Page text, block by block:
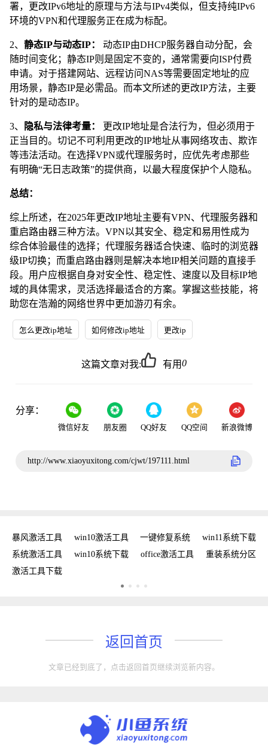
署，更改IPv6地址的原理与方法与IPv4类似，但支持纯IPv6
环境的VPN和代理服务正在成为标配。
2、 静态IP与动态IP：
动态IP由DHCP服务器自动分配，会
随时间变化；静态IP则是固定不变的，通常需要向ISP付费
申请。对于搭建网站、远程访问NAS等需要固定地址的应
用场景，静态IP是必需品。而本文所述的更改IP方法，主要
针对的是动态IP。
3、 隐私与法律考量：
更改IP地址是合法行为，但必须用于
正当目的。切记不可利用更改的IP地址从事网络攻击、欺诈
等违法活动。在选择VPN或代理服务时，应优先考虑那些
有明确“无日志政策”的提供商，以最大程度保护个人隐私。
总结：
综上所述，在2025年更改IP地址主要有VPN、代理服务器和
重启路由器三种方法。VPN以其安全、稳定和易用性成为
综合体验最佳的选择；代理服务器适合快速、临时的浏览器
级IP切换；而重启路由器则是解决本地IP相关问题的直接手
段。用户应根据自身对安全性、稳定性、速度以及目标IP地
域的具体需求，灵活选择最适合的方案。掌握这些技能，将
助您在浩瀚的网络世界中更加游刃有余。
怎么更改ip地址 如何修改ip地址 更改ip
这篇文章对我: 有用0
分享：
微信好友 朋友圈 QQ好友 QQ空间 新浪微博
http://www.xiaoyuxitong.com/cjwt/197111.html
暴风激活工具 win10激活工具 一键修复系统
win11系统下载
系统激活工具
win10系统下载 office激活工具
重装系统分区
激活工具下载
返回首页
文章已经到底了，点击返回首页继续浏览新内容。